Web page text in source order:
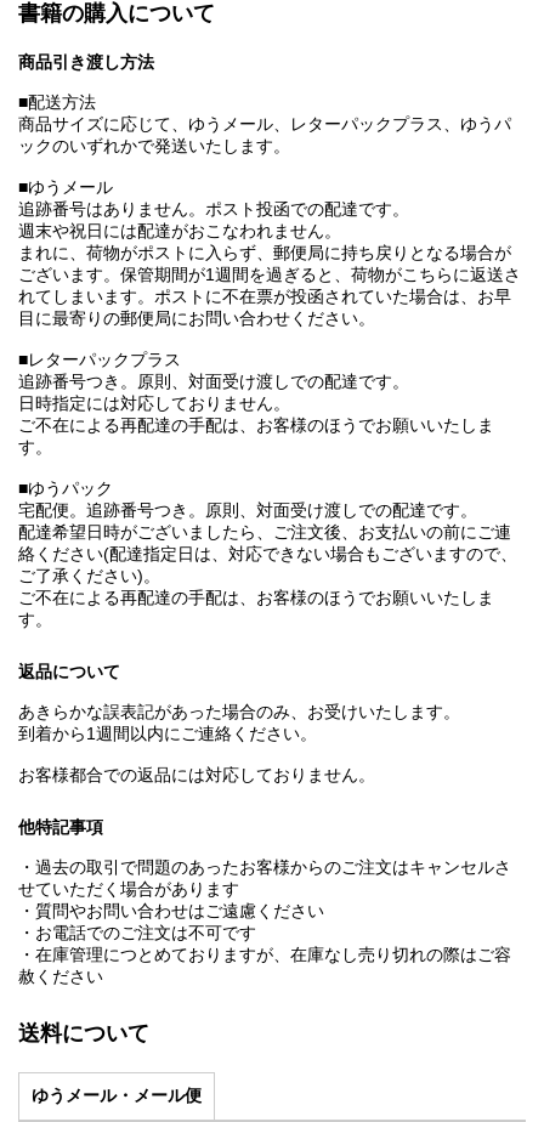
書籍の購入について
商品引き渡し方法
■配送方法
商品サイズに応じて、ゆうメール、レターパックプラス、ゆうパ
ックのいずれかで発送いたします。
■ゆうメール
追跡番号はありません。ポスト投函での配達です。
週末や祝日には配達がおこなわれません。
まれに、荷物がポストに入らず、郵便局に持ち戻りとなる場合が
ございます。保管期間が1週間を過ぎると、荷物がこちらに返送さ
れてしまいます。ポストに不在票が投函されていた場合は、お早
目に最寄りの郵便局にお問い合わせください。
■レターパックプラス
追跡番号つき。原則、対面受け渡しでの配達です。
日時指定には対応しておりません。
ご不在による再配達の手配は、お客様のほうでお願いいたしま
す。
■ゆうパック
宅配便。追跡番号つき。原則、対面受け渡しでの配達です。
配達希望日時がございましたら、ご注文後、お支払いの前にご連
絡ください(配達指定日は、対応できない場合もございますので、
ご了承ください)。
ご不在による再配達の手配は、お客様のほうでお願いいたしま
す。
返品について
あきらかな誤表記があった場合のみ、お受けいたします。
到着から1週間以内にご連絡ください。
お客様都合での返品には対応しておりません。
他特記事項
・過去の取引で問題のあったお客様からのご注文はキャンセルさ
せていただく場合があります
・質問やお問い合わせはご遠慮ください
・お電話でのご注文は不可です
・在庫管理につとめておりますが、在庫なし売り切れの際はご容
赦ください
送料について
ゆうメール・メール便